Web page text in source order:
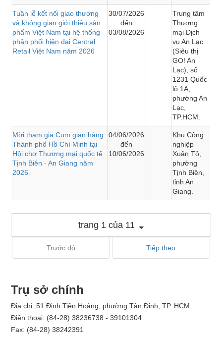
Tuần lễ kết nối giao thương
và không gian giới thiệu sản
phẩm Việt Nam tại hệ thống
phân phối hiện đại Central
Retail Việt Nam năm 2026
30/07/2026
đến
03/08/2026
Trung tâm
Thương
mại Dịch
vụ An Lạc
(Siêu thị
GO! An
Lạc), số
1231 Quốc
lộ 1A,
phường An
Lạc,
TP.HCM.
Mời tham gia Cụm gian hàng
Thành phố Hồ Chí Minh tại
Hội chợ Thương mại quốc tế
Tịnh Biên - An Giang năm
2026
04/06/2026
đến
10/06/2026
Khu Công
nghiệp
Xuân Tô,
phường
Tịnh Biên,
tỉnh An
Giang.
trang 1 của 11
Trước đó Tiếp theo
Trụ sở chính
Địa chỉ: 51 Đinh Tiên Hoàng, phường Tân Định, TP. HCM
Điện thoại: (84-28) 38236738 - 39101304
Fax: (84-28) 38242391